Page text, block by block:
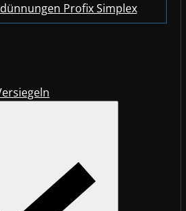
Profix Simplex